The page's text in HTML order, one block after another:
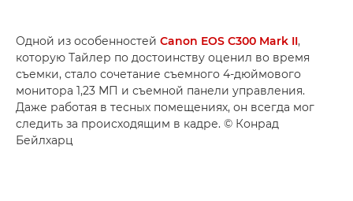
Одной из особенностей Canon EOS C300 Mark II,
которую Тайлер по достоинству оценил во время
съемки, стало сочетание съемного 4-дюймового
монитора 1,23 МП и съемной панели управления.
Даже работая в тесных помещениях, он всегда мог
следить за происходящим в кадре. © Конрад
Бейлхарц